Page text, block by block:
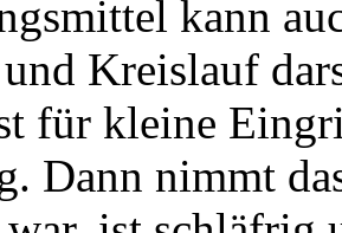
kann
Kreislauf
für kleine
Dann nimmt